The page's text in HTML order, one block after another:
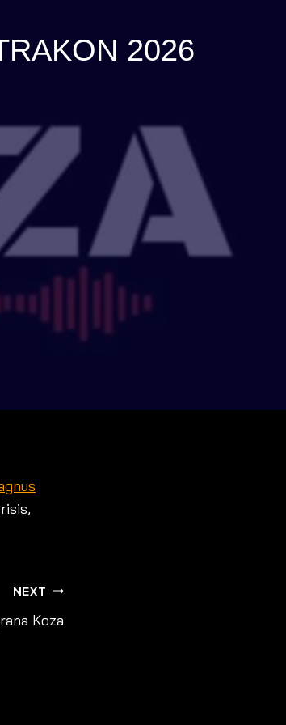
2026
NEXT
Koza